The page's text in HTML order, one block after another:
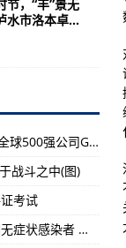
生拿下的娘子关位置特
II2022》19beta测试已开
时代：苏联一度中断了研
门上空:曾参加抗日战争
仍在中东欧北约成员国服
台规模
2947.8亿斤 比上年增
节，“丰”景无
水市洛本卓...
中国海防：某型风电刹车系统成为全球500强公司GE全球供应商
战斗之中(图)
考试
贵阳昨日新增13例确诊病例及29例无症状感染者 详情公布